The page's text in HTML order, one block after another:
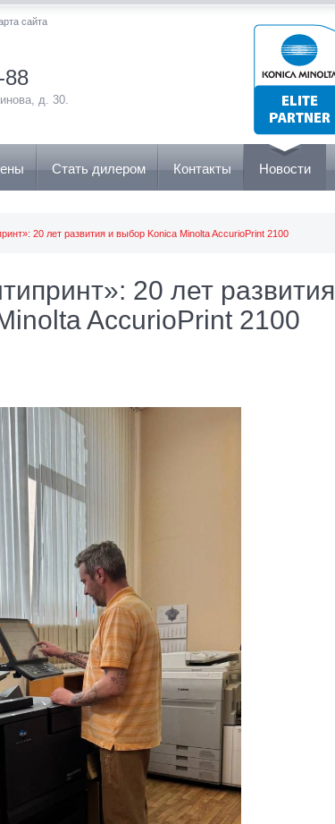
сайта
88
д. 30.
Стать дилером Контакты Новости
20 лет развития и выбор Konica Minolta AccurioPrint 2100
20 лет развития
AccurioPrint 2100